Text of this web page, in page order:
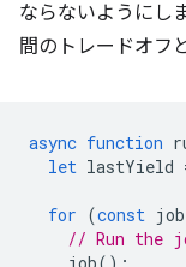
ならないようにし
間のトレードオフ
async function
let lastYield
for (const job
// Run the